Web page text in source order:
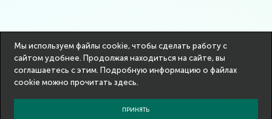
Мы используем файлы cookie, чтобы сделать работу с
сайтом удобнее. Продолжая находиться на сайте, вы
соглашаетесь с этим. Подробную информацию о файлах
cookie можно прочитатьздесь.
ПРИНЯТЬ